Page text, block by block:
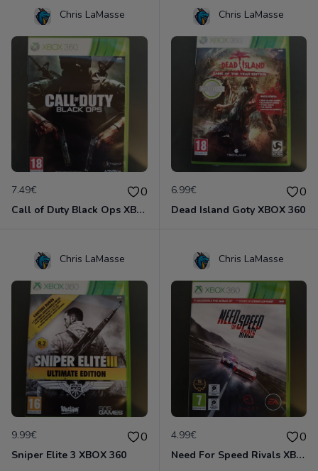
Chris LaMasse
7.49€ 0
Call of Duty Black Ops XBOX 360
Chris LaMasse
6.99€ 0
Dead Island Goty XBOX 360
Chris LaMasse
9.99€ 0
Sniper Elite 3 XBOX 360
Chris LaMasse
4.99€ 0
Need For Speed Rivals XBOX 360